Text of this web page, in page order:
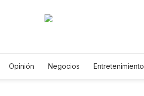
Opinión Negocios Entretenimiento